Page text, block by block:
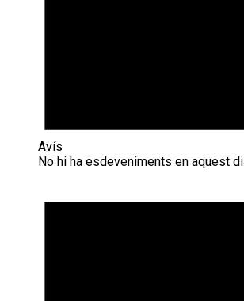
Avís
No hi ha esdeveniments en aquest